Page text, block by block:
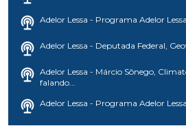
Adelor Lessa - Programa Adelor
Adelor Lessa - Deputada Federal,
Adelor Lessa - Márcio Sônego,
falando...
Adelor Lessa - Programa Adelor